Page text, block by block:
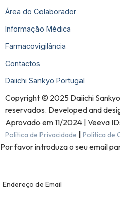
Área do Colaborador
Informação Médica
Farmacovigilância
Contactos
Daiichi Sankyo Portugal
Copyright © 2025 Daiichi
reservados. Developed and
Aprovado em 11/2024 | Veeva
Política de Privacidade Política de
Por favor introduza o seu email
Endereço de Email